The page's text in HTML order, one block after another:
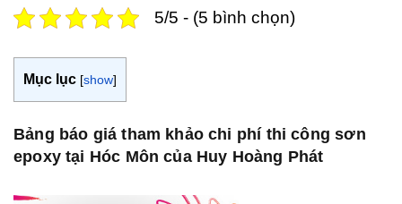
5/5 - (5 bình chọn)
Mục lục [show]
Bảng báo giá tham khảo chi phí thi công sơn
epoxy tại Hóc Môn của Huy Hoàng Phát